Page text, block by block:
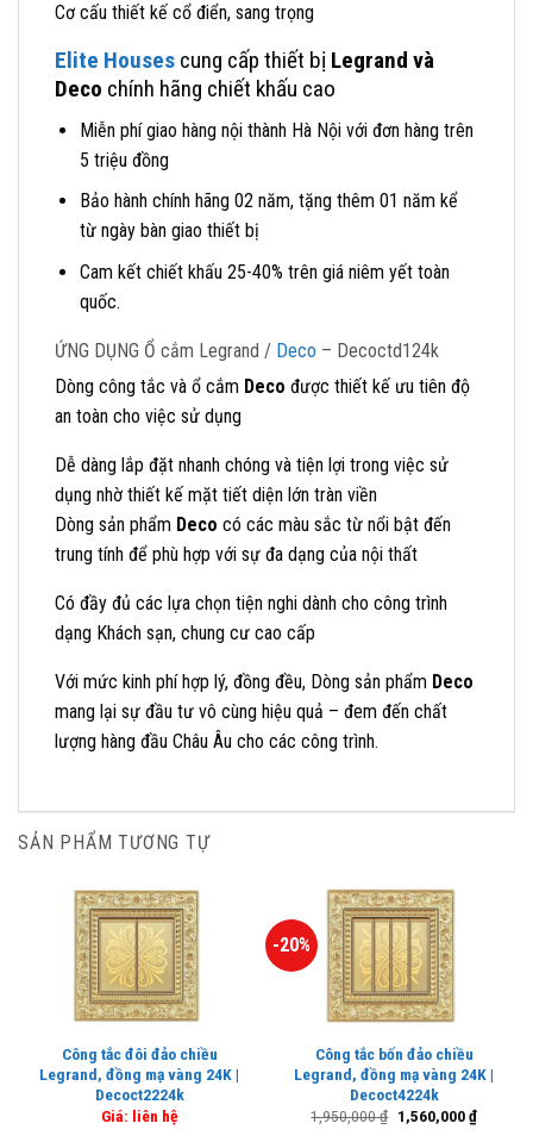
Cơ cấu thiết kế cổ điển, sang trọng
Elite Houses cung cấp thiết bị Legrand và
Deco chính hãng chiết khấu cao
Miễn phí giao hàng nội thành Hà Nội với đơn hàng trên
5 triệu đồng
Bảo hành chính hãng 02 năm, tặng thêm 01 năm kể
từ ngày bàn giao thiết bị
Cam kết chiết khấu 25-40% trên giá niêm yết toàn
quốc.
ỨNG DỤNG Ổ cắm Legrand / Deco – Decoctd124k
Dòng công tắc và ổ cắm Deco được thiết kế ưu tiên độ
an toàn cho việc sử dụng
Dễ dàng lắp đặt nhanh chóng và tiện lợi trong việc sử
dụng nhờ thiết kế mặt tiết diện lớn tràn viền
Dòng sản phẩm Deco có các màu sắc từ nổi bật đến
trung tính để phù hợp với sự đa dạng của nội thất
Có đầy đủ các lựa chọn tiện nghi dành cho công trình
dạng Khách sạn, chung cư cao cấp
Với mức kinh phí hợp lý, đồng đều, Dòng sản phẩm Deco
mang lại sự đầu tư vô cùng hiệu quả – đem đến chất
lượng hàng đầu Châu Âu cho các công trình.
SẢN PHẨM TƯƠNG TỰ
Công tắc đôi đảo chiều
Legrand, đồng mạ vàng 24K |
Decoct2224k
Giá: liên hệ
-20%
Công tắc bốn đảo chiều
Legrand, đồng mạ vàng 24K |
Decoct4224k
1,950,000₫ Giá
gốc
1,560,000₫Giá
hiện